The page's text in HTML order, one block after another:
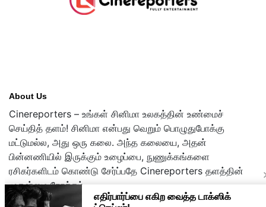
About Us
Cinereporters – உங்கள் சினிமா உலகத்தின் உண்மைச்
செய்தித் தளம்! சினிமா என்பது வெறும் பொழுதுபோக்கு
மட்டுமல்ல, அது ஒரு கலை. அந்த கலையை, அதன்
பின்னணியில் இருக்கும் உழைப்பை, நுணுக்கங்களை
ரசிகர்களிடம் கொண்டு சேர்ப்பதே Cinereporters தளத்தின்
முதன்மை நோக்கம்.